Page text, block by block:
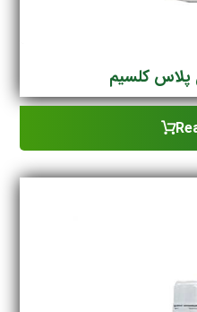
پلاس کلسیم